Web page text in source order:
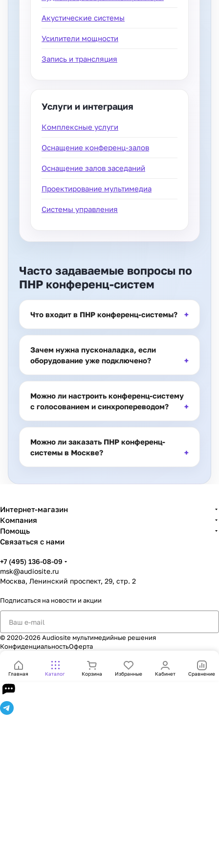
Акустические системы
Усилители мощности
Запись и трансляция
Услуги и интеграция
Комплексные услуги
Оснащение конференц-залов
Оснащение залов заседаний
Проектирование мультимедиа
Системы управления
Часто задаваемые вопросы по
ПНР конференц-систем
Что входит в ПНР конференц-системы?
Зачем нужна пусконаладка, если
оборудование уже подключено?
Можно ли настроить конференц-систему
с голосованием и синхропереводом?
Можно ли заказать ПНР конференц-
системы в Москве?
Интернет-магазин
Компания
Помощь
Связаться с нами
+7 (495) 136-08-09
msk@audiosite.ru
Москва, Ленинский проспект, 29, стр. 2
Подписаться на новости и акции
© 2020-2026 Audiosite мультимедийные решения
КонфиденциальностьОферта
Главная Каталог Корзина Избранные Кабинет Сравнение